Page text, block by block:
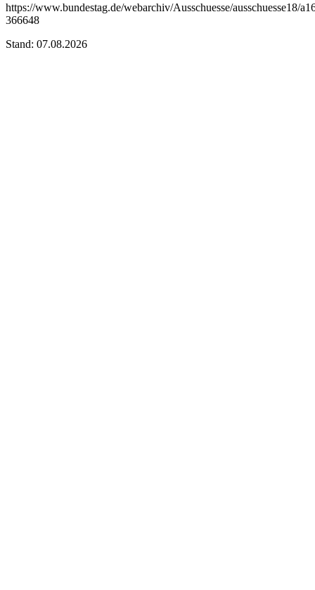
https://www.bundestag.de/webarchiv/Ausschuesse/ausschuesse18/
366648
Stand: 07.08.2026